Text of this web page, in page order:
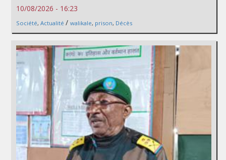
10/08/2026 - 16:23
Société, Actualité / walikale, prison, Décès